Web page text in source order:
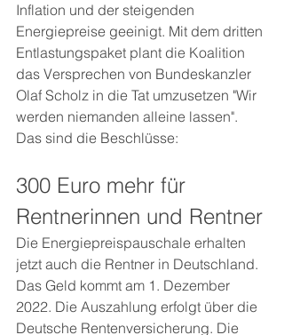
Inflation und der steigenden
Energiepreise geeinigt. Mit dem dritten
Entlastungspaket plant die Koalition
das Versprechen von Bundeskanzler
Olaf Scholz in die Tat umzusetzen "Wir
werden niemanden alleine lassen".
Das sind die Beschlüsse:
300 Euro mehr für
Rentnerinnen und Rentner
Die Energiepreispauschale erhalten
jetzt auch die Rentner in Deutschland.
Das Geld kommt am 1. Dezember
2022. Die Auszahlung erfolgt über die
Deutsche Rentenversicherung. Die